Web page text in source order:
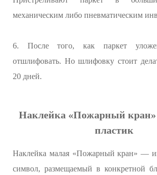
механическим либо пневматическим
6. После того, как паркет
отшлифовать. Но шлифовку стоит
20 дней.
Наклейка «Пожарный кран»
пластик
Наклейка малая «Пожарный кран» —
символ, размещаемый в конкретной